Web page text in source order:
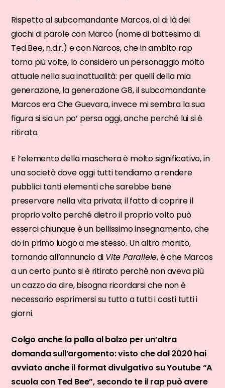
Rispetto al subcomandante Marcos, al di là dei
giochi di parole con Marco (nome di battesimo di
Ted Bee, n.d.r.) e con Narcos, che in ambito rap
torna più volte, lo considero un personaggio molto
attuale nella sua inattualità: per quelli della mia
generazione, la generazione G8, il subcomandante
Marcos era Che Guevara, invece mi sembra la sua
figura si sia un po’ persa oggi, anche perché lui si è
ritirato.
E l’elemento della maschera è molto significativo, in
una società dove oggi tutti tendiamo a rendere
pubblici tanti elementi che sarebbe bene
preservare nella vita privata; il fatto di coprire il
proprio volto perché dietro il proprio volto può
esserci chiunque è un bellissimo insegnamento, che
do in primo luogo a me stesso. Un altro monito,
tornando all’annuncio di Vite Parallele, è che Marcos
a un certo punto si è ritirato perché non aveva più
un cazzo da dire, bisogna ricordarsi che non è
necessario esprimersi su tutto a tutti i costi tutti i
giorni.
Colgo anche la palla al balzo per un’altra
domanda sull’argomento: visto che dal 2020 hai
avviato anche il format divulgativo su Youtube “A
scuola con Ted Bee”, secondo te il rap può avere